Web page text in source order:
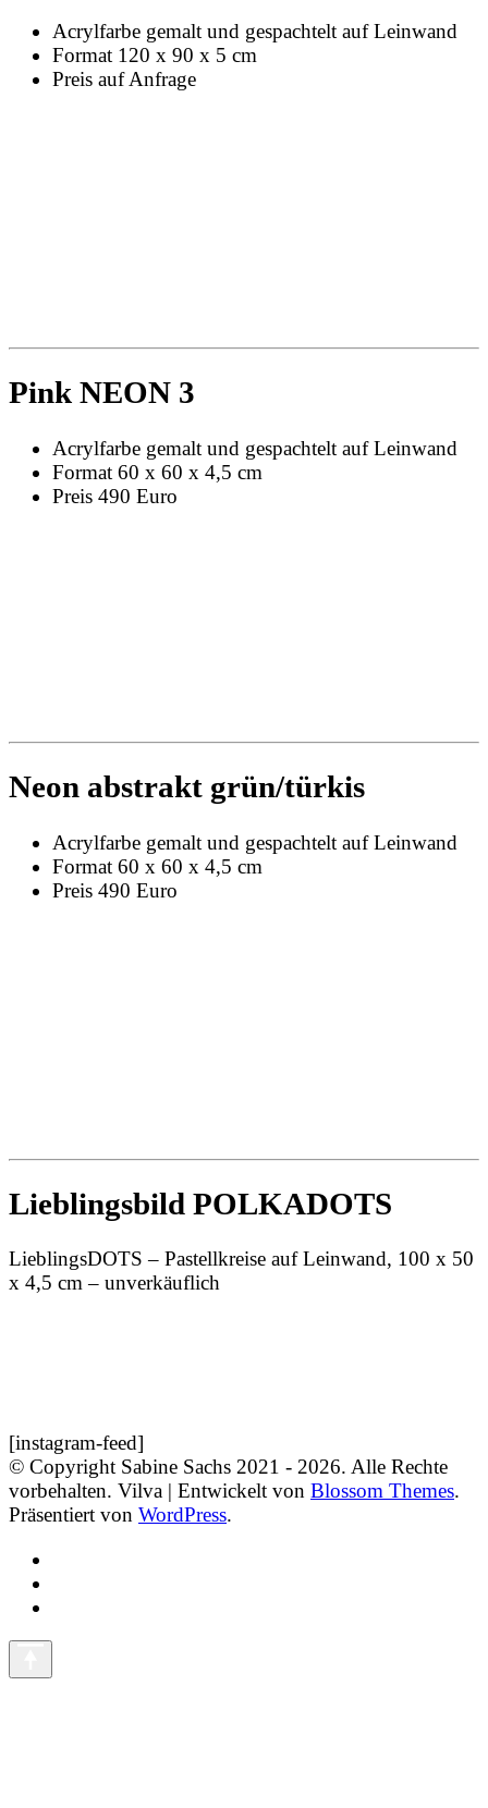
Acrylfarbe gemalt und gespachtelt auf Leinwand
Format 120 x 90 x 5 cm
Preis auf Anfrage
Pink NEON 3
Acrylfarbe gemalt und gespachtelt auf Leinwand
Format 60 x 60 x 4,5 cm
Preis 490 Euro
Neon abstrakt grün/türkis
Acrylfarbe gemalt und gespachtelt auf Leinwand
Format 60 x 60 x 4,5 cm
Preis 490 Euro
Lieblingsbild POLKADOTS
LieblingsDOTS – Pastellkreise auf Leinwand, 100 x 50
x 4,5 cm – unverkäuflich
[instagram-feed]
© Copyright Sabine Sachs 2021 - 2026. Alle Rechte
vorbehalten. Vilva | Entwickelt von Blossom Themes.
Präsentiert von WordPress.